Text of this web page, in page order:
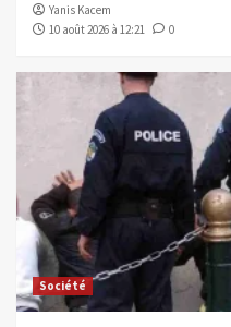
Yanis Kacem
10 août 2026 à 12:21
0
Société